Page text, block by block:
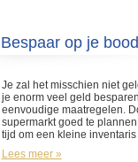
Bespaar op je
Je zal het misschien niet
je enorm veel geld
eenvoudige maatregelen.
supermarkt goed te
tijd om een kleine
Lees meer »